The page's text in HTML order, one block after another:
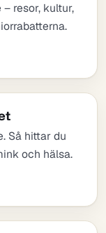
resor, kultur,
Så hittar du
och hälsa.